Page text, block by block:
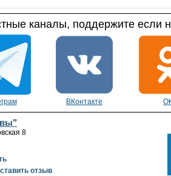
каналы, поддержите если
ВКонтакте
8
отзыв